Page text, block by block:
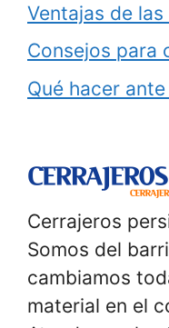
Ventajas de
Consejos para
Qué hacer
Cerrajeros
Somos del
cambiamos
material en el